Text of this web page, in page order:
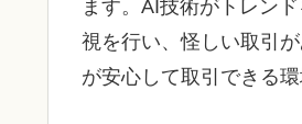
ます。AI技術がトレン
視を行い、怪しい取引
が安心して取引できる